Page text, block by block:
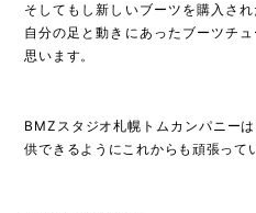
そしてもし新しいブーツを購入さ
自分の足と動きにあったブーツチ
思います。
BMZスタジオ札幌トムカンパニー
供できるようにこれからも頑張って